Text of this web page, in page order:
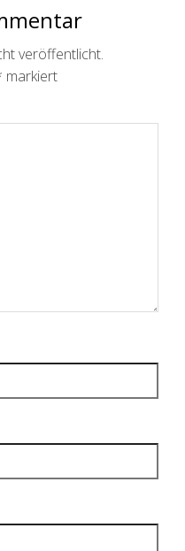
veröffentlicht.
markiert